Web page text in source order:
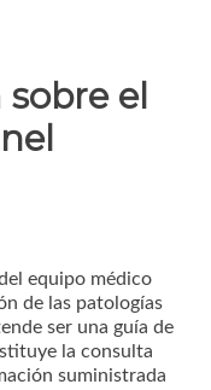
sobre el
equipo médico
de las patologías
ser una guía de
la consulta
suministrada